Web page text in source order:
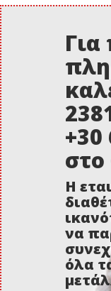
Για
+30
στο
Η
να
όλα